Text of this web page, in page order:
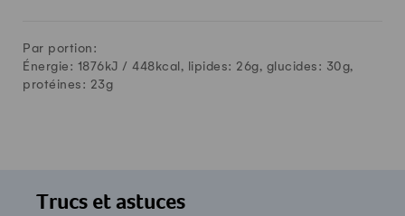
Par portion:
Énergie: 1876kJ / 448 kcal, lipides: 26g, glucides: 30g,
protéines: 23g
Trucs et astuces